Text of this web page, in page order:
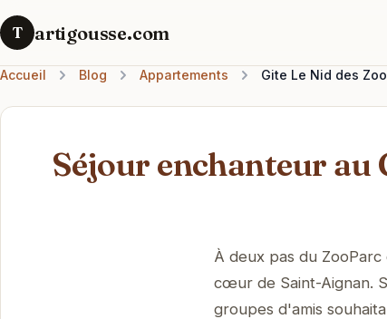
T artigousse.com
Accueil Blog Appartements Gite Le Nid des
Séjour enchanteur au
À deux pas du
cœur de Saint-Aignan.
groupes d'amis